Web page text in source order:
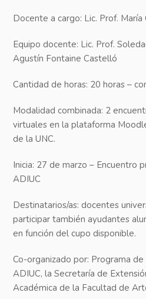
Docente a cargo: Lic. Prof.
Equipo docente: Lic. Prof.
Agustín Fontaine Castelló
Cantidad de horas: 20 horas –
Modalidad combinada: 2
virtuales en la plataforma
de la UNC.
Inicia: 27 de marzo – Encuentro
ADIUC
Destinatarios/as: docentes
participar también ayudantes
en función del cupo disponible.
Co-organizado por: Programa
ADIUC, la Secretaría de
Académica de la Facultad de